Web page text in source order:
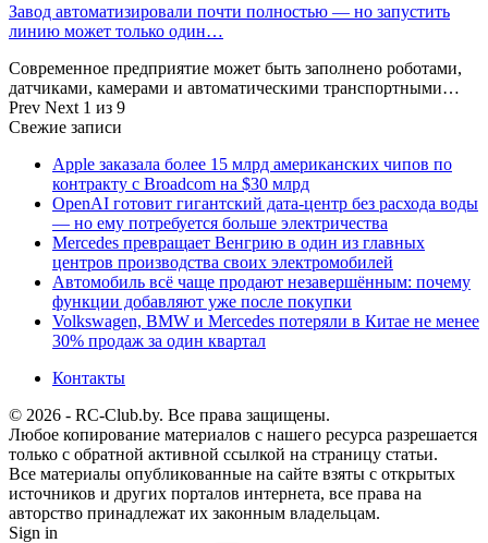
Завод автоматизировали почти полностью — но запустить
линию может только один…
Современное предприятие может быть заполнено роботами,
датчиками, камерами и автоматическими транспортными…
Prev Next 1 из 9
Свежие записи
Apple заказала более 15 млрд американских чипов по
контракту с Broadcom на $30 млрд
OpenAI готовит гигантский дата-центр без расхода воды
— но ему потребуется больше электричества
Mercedes превращает Венгрию в один из главных
центров производства своих электромобилей
Автомобиль всё чаще продают незавершённым: почему
функции добавляют уже после покупки
Volkswagen, BMW и Mercedes потеряли в Китае не менее
30% продаж за один квартал
Контакты
© 2026 - RC-Club.by. Все права защищены.
Любое копирование материалов с нашего ресурса разрешается
только с обратной активной ссылкой на страницу статьи.
Все материалы опубликованные на сайте взяты с открытых
источников и других порталов интернета, все права на
авторство принадлежат их законным владельцам.
Sign in